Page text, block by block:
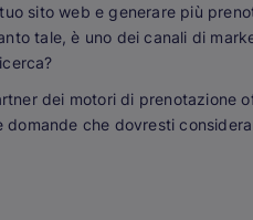
sito web e generare più
tale, è uno dei canali di
dei motori di prenotazione
domande che dovresti